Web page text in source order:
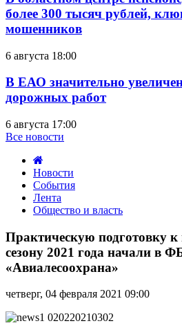
более 300 тысяч рублей,
мошенников
6 августа 18:00
В ЕАО значительно
дорожных работ
6 августа 17:00
Все новости
Новости
События
Лента
Общество и власть
подготовку
пожароопасному
сезону
года
в
Практическую подготовку
сезону 2021 года начали в
«Авиалесоохрана»
четверг, 04 февраля 2021 09:00